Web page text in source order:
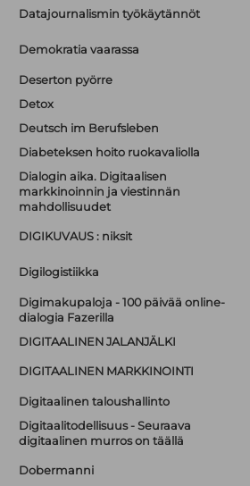
Datajournalismin työkäytännöt
Demokratia vaarassa
Deserton pyörre
Detox
Deutsch im Berufsleben
Diabeteksen hoito ruokavaliolla
Dialogin aika. Digitaalisen
markkinoinnin ja viestinnän
mahdollisuudet
DIGIKUVAUS : niksit
Digilogistiikka
Digimakupaloja - 100 päivää online-
dialogia Fazerilla
DIGITAALINEN JALANJÄLKI
DIGITAALINEN MARKKINOINTI
Digitaalinen taloushallinto
Digitaalitodellisuus - Seuraava
digitaalinen murros on täällä
Dobermanni